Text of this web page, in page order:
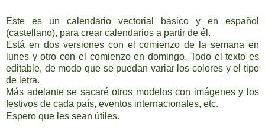
Este es un calendario vectorial básico y en español
(castellano), para crear calendarios a partir de él.
Está en dos versiones con el comienzo de la semana en
lunes y otro con el comienzo en domingo. Todo el texto es
editable, de modo que se puedan variar los colores y el tipo
de letra.
Más adelante se sacaré otros modelos con imágenes y los
festivos de cada país, eventos internacionales, etc.
Espero que les sean útiles.